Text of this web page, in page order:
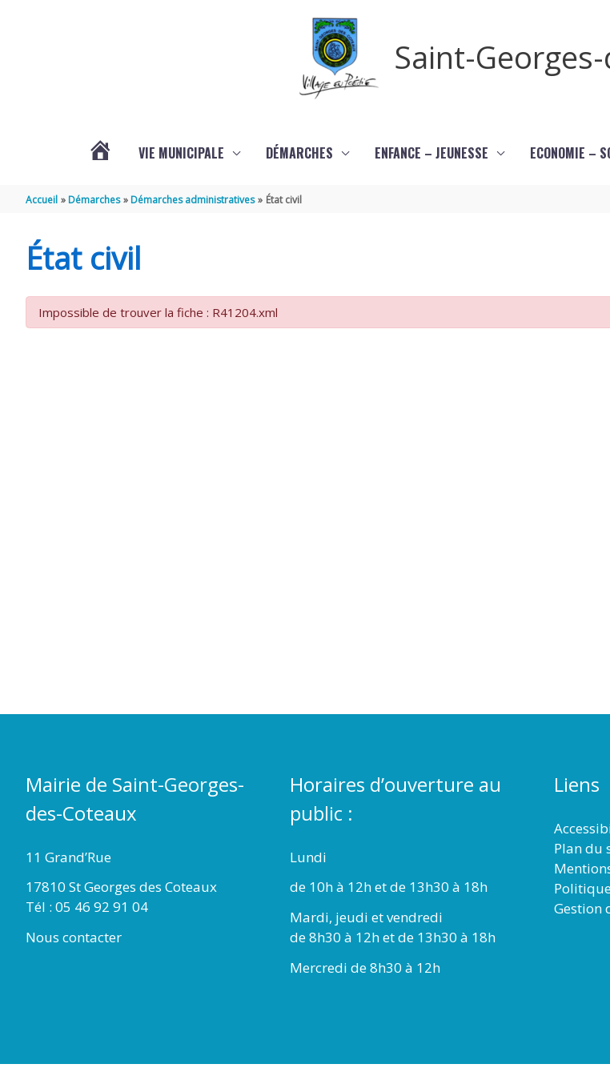
Saint-
VIE MUNICIPALE DÉMARCHES ENFANCE – JEUNESSE ECONOMIE –
Accueil Démarches Démarches administratives État civil
État civil
Impossible de trouver la fiche : R41204.xml
Mairie de Saint-Georges-
des-Coteaux
11 Grand’Rue
17810 St Georges des Coteaux
Tél : 05 46 92 91 04
Nous contacter
Horaires d’ouverture au
public :
Lundi
de 10h à 12h et de 13h30 à 18h
Mardi, jeudi et vendredi
de 8h30 à 12h et de 13h30 à 18h
Mercredi de 8h30 à 12h
Liens
Plan du
Gestion